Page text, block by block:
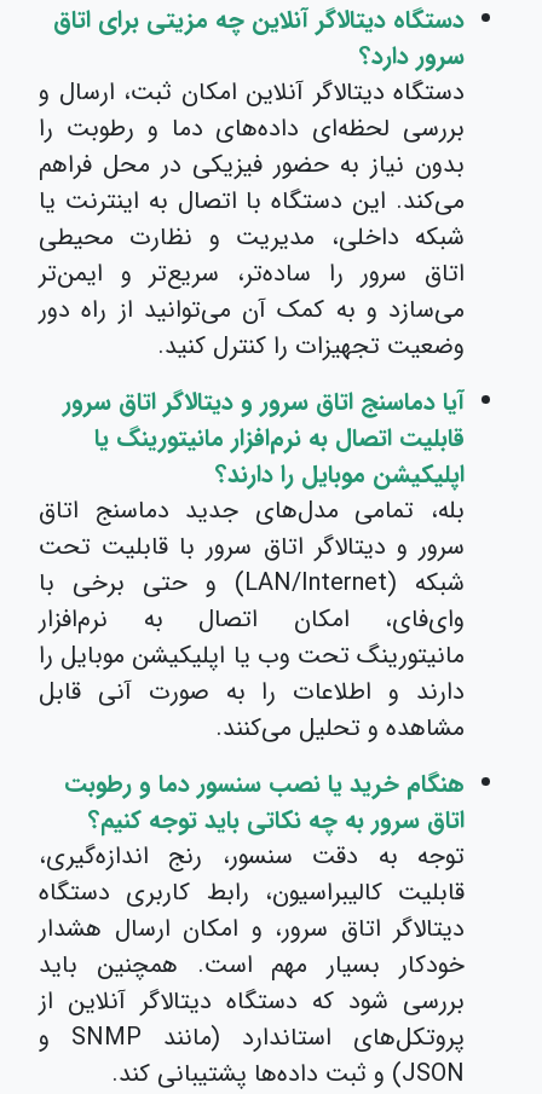
دستگاه دیتالاگر آنلاین چه مزیتی برای اتاق
سرور دارد؟
دستگاه دیتالاگر آنلاین امکان ثبت، ارسال و
بررسی لحظه‌ای داده‌های دما و رطوبت را
بدون نیاز به حضور فیزیکی در محل فراهم
می‌کند. این دستگاه با اتصال به اینترنت یا
شبکه داخلی، مدیریت و نظارت محیطی
اتاق سرور را ساده‌تر، سریع‌تر و ایمن‌تر
می‌سازد و به کمک آن می‌توانید از راه دور
وضعیت تجهیزات را کنترل کنید.
آیا دماسنج اتاق سرور و دیتالاگر اتاق سرور
قابلیت اتصال به نرم‌افزار مانیتورینگ یا
اپلیکیشن موبایل را دارند؟
بله، تمامی مدل‌های جدید دماسنج اتاق
سرور و دیتالاگر اتاق سرور با قابلیت تحت
شبکه (LAN/Internet) و حتی برخی با
وای‌فای، امکان اتصال به نرم‌افزار
مانیتورینگ تحت وب یا اپلیکیشن موبایل را
دارند و اطلاعات را به صورت آنی قابل
مشاهده و تحلیل می‌کنند.
هنگام خرید یا نصب سنسور دما و رطوبت
اتاق سرور به چه نکاتی باید توجه کنیم؟
توجه به دقت سنسور، رنج اندازه‌گیری،
قابلیت کالیبراسیون، رابط کاربری دستگاه
دیتالاگر اتاق سرور، و امکان ارسال هشدار
خودکار بسیار مهم است. همچنین باید
بررسی شود که دستگاه دیتالاگر آنلاین از
پروتکل‌های استاندارد (مانند SNMP و
JSON) و ثبت داده‌ها پشتیبانی کند.